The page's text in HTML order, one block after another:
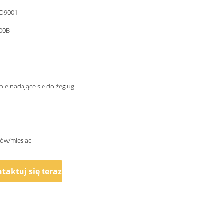
nadające się do żeglugi
miesiąc
się teraz